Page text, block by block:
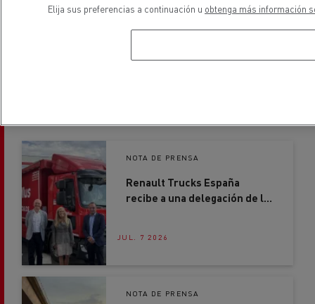
C/ Isaac Newton, 9
NOTA DE PRENSA
Renault Trucks España
recibe a una delegación de la
JUL. 7 2026
NOTA DE PRENSA
Elija sus preferencias a continuación u obtenga más información